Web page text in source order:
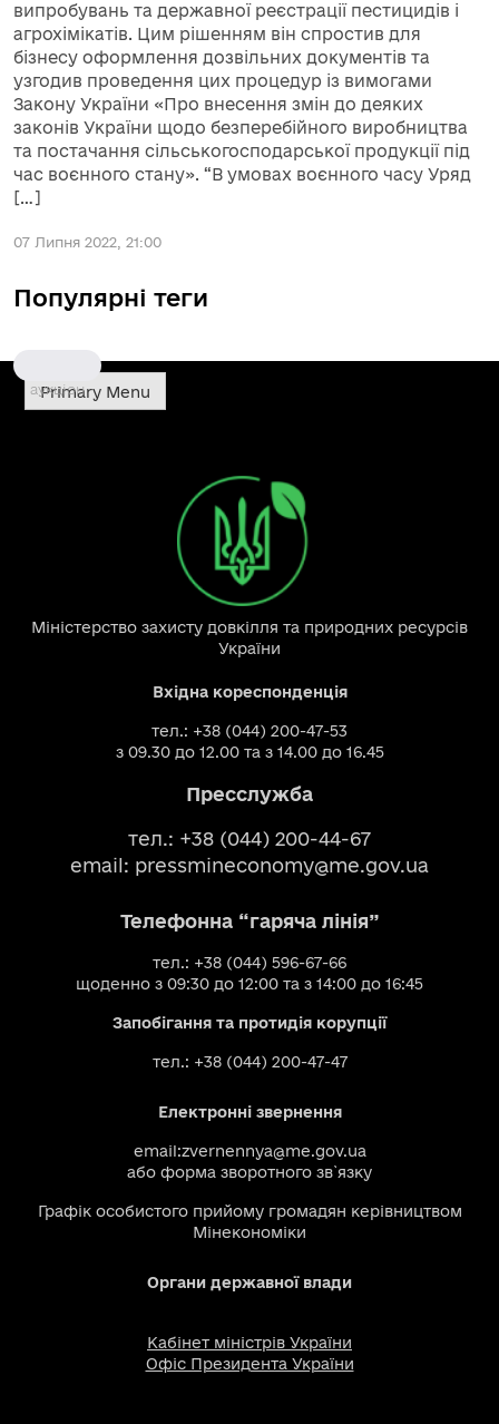
випробувань та державної реєстрації пестицидів і
агрохімікатів. Цим рішенням він спростив для
бізнесу оформлення дозвільних документів та
узгодив проведення цих процедур із вимогами
Закону України «Про внесення змін до деяких
законів України щодо безперебійного виробництва
та постачання сільськогосподарської продукції під
час воєнного стану». “В умовах воєнного часу Уряд
[…]
07 Липня 2022, 21:00
Популярні теги
аукціон
Primary Menu
Міністерство захисту довкілля та природних ресурсів
України
Вхідна кореспонденція
тел.: +38 (044) 200-47-53
з 09.30 до 12.00 та з 14.00 до 16.45
Пресслужба
тел.: +38 (044) 200-44-67
email: pressmineconomy@me.gov.ua
Телефонна “гаряча лінія”
тел.: +38 (044) 596-67-66
щоденно з 09:30 до 12:00 та з 14:00 до 16:45
Запобігання та протидія корупції
тел.: +38 (044) 200-47-47
Електронні звернення
email:zvernennya@me.gov.ua
або форма зворотного зв`язку
Графік особистого прийому громадян керівництвом
Мінекономіки
Органи державної влади
Кабінет міністрів України
Офіс Президента України